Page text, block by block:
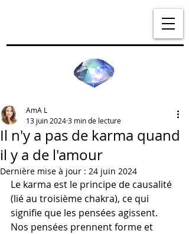
Il n'y a pas de karma quand
il y a de l'amour
AmA L
13 juin 20243 min de lecture
Dernière mise à jour : 24 juin 2024
Le karma est le principe de causalité
(lié au troisième chakra), ce qui
signifie que les pensées agissent.
Nos pensées prennent forme et